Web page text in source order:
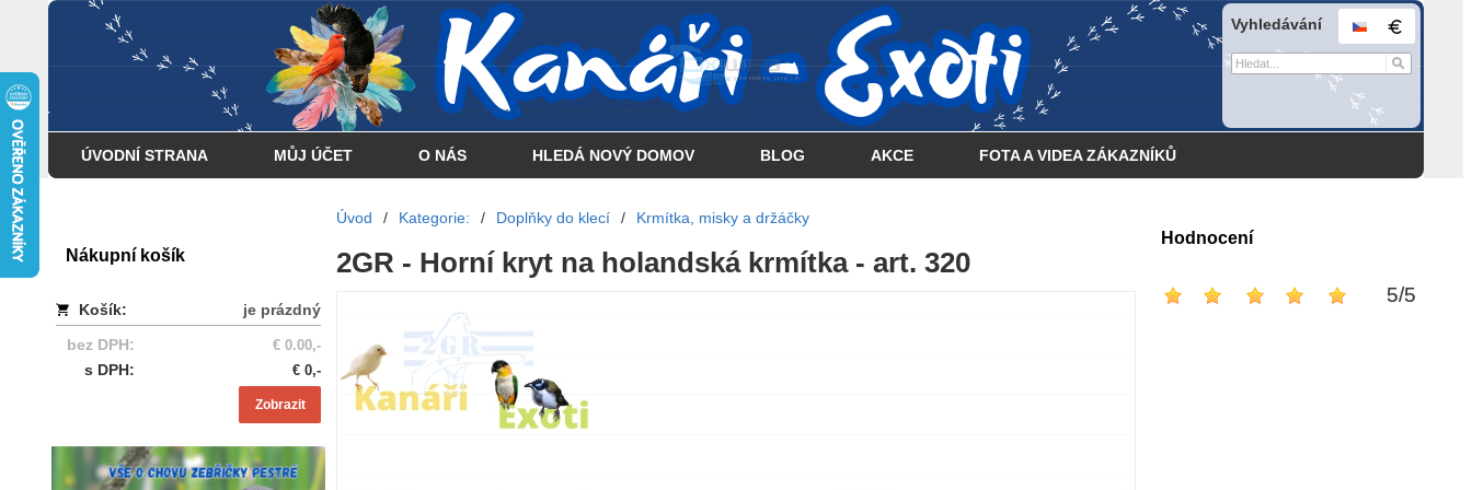
Vyhledávání
... . . . . . . . . . . . . . . . . . . . . . . . . . . . . . . . .... . . .. . .
ÚVODNÍ STRANA MŮJ ÚČET O NÁS HLEDÁ NOVÝ DOMOV BLOG AKCE FOTA A VIDEA ZÁKAZNÍKŮ
Nákupní košík
Košík:
je prázdný
bez DPH:
€ 0.00,-
s DPH: € 0,-
Zobrazit
Hodnocení
5/5
Úvod / Kategorie: / Doplňky do klecí / Krmítka, misky a držáčky
2GR - Horní kryt na holandská krmítka - art. 320